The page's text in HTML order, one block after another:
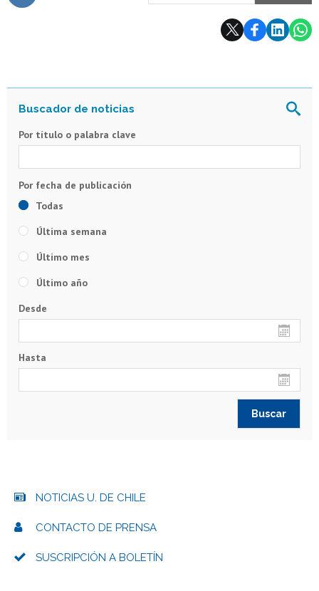
Por título o palabra clave
Todas
Última semana
Último mes
Último año
Desde
Hasta
NOTICIAS U. DE CHILE
CONTACTO DE PRENSA
SUSCRIPCIÓN A BOLETÍN